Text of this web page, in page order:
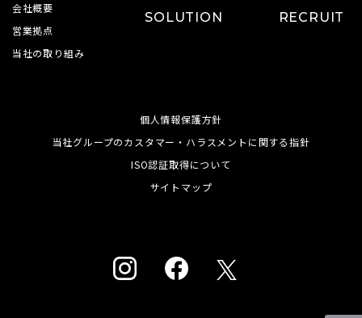
会社概要
営業拠点
当社の取り組み
SOLUTION
RECRUIT
個人情報保護方針
当社グループのカスタマー・ハラスメントに関する指針
ISO認証取得について
サイトマップ